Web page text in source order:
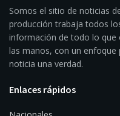
Somos el sitio de noticias
producción trabaja todos
información de todo lo que
las manos, con un enfoque
noticia una verdad.
Enlaces rápidos